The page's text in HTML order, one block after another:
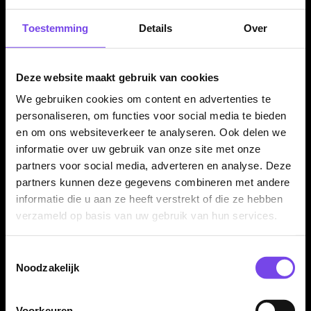
Toestemming Details Over
Deze website maakt gebruik van cookies
We gebruiken cookies om content en advertenties te
personaliseren, om functies voor social media te bieden
en om ons websiteverkeer te analyseren. Ook delen we
informatie over uw gebruik van onze site met onze
partners voor social media, adverteren en analyse. Deze
partners kunnen deze gegevens combineren met andere
informatie die u aan ze heeft verstrekt of die ze hebben
verzameld op basis van uw gebruik van hun services.
Noodzakelijk
De Bullet Dartboard Leveller heeft een zwarte basis met
makkelijk op tussen je dartaccessoires en pak je hem er snel
bij wanneer je je dartbord wilt controleren.
Kenmerken van de Bullet Dartboard Leveller - Waterpas
✓ Handige waterpas voor dartborden
✓
Helpt om je dartbord recht op te hangen
✓
Geschikt voor thuis, club en kantine